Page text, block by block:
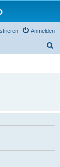
Anmelden